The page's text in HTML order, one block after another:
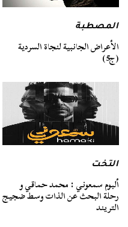
المصطبة
الأعراض الجانبية لنجاة السردية
(ج5)
التخت
ألبوم سمعوني : محمد حماقي و
رحلة البحث عن الذات وسط ضجيج
التريند